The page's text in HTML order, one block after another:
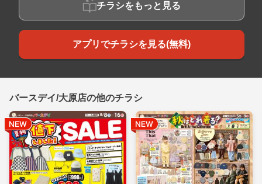
チラシをもっと見る
アプリでチラシを見る(無料)
バースデイ/大原店の他のチラシ